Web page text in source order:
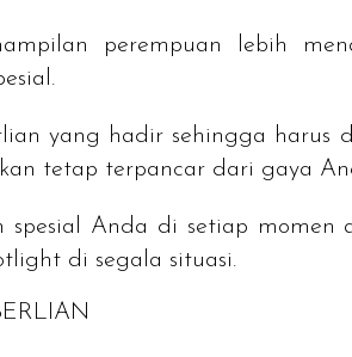
perempuan lebih
yang hadir sehingga
tetap terpancar dari gaya
spesial Anda di setiap
di segala situasi.